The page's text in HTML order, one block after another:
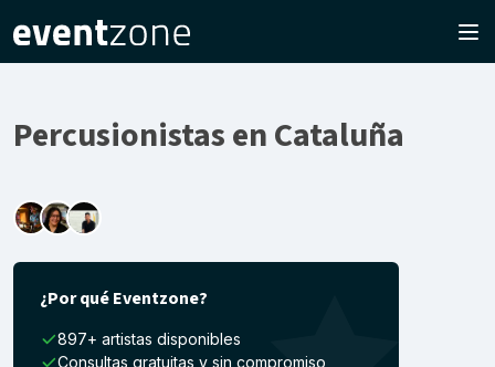
Percusionistas en Cataluña
¿Por qué Eventzone?
897+ artistas disponibles
Consultas gratuitas y sin compromiso